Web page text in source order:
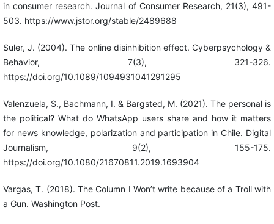
in consumer research. Journal of Consumer Research, 21(3), 491-
503. https://www.jstor.org/stable/2489688
Suler, J. (2004). The online disinhibition effect. Cyberpsychology &
Behavior, 7(3), 321-326.
https://doi.org/10.1089/1094931041291295
Valenzuela, S., Bachmann, I. & Bargsted, M. (2021). The personal is
the political? What do WhatsApp users share and how it matters
for news knowledge, polarization and participation in Chile. Digital
Journalism, 9(2), 155-175.
https://doi.org/10.1080/21670811.2019.1693904
Vargas, T. (2018). The Column I Won’t write because of a Troll with
a Gun. Washington Post.